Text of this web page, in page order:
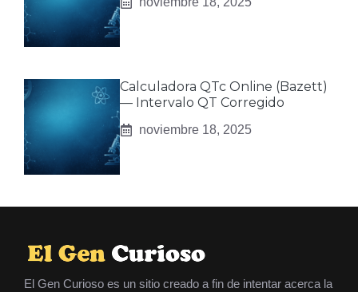
Calculadora QTc Online (Bazett)
— Intervalo QT Corregido
noviembre 18, 2025
El Gen Curioso es un sitio creado a fin de intentar acerca la